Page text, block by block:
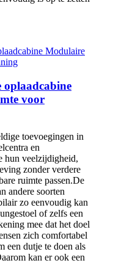
oplaadcabine
voor
toevoegingen in
en
hun veelzijdigheid,
zonder verdere
ruimte passen.De
andere soorten
zo eenvoudig kan
of zelfs een
mee dat het doel
zich comfortabel
een ​​dutje te doen als
kan er ook een